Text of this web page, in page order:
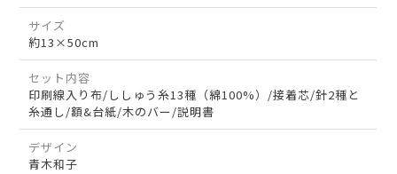
サイズ
約13×50cm
セット内容
印刷線入り布/ししゅう糸13種（綿100%）/接着芯/針2種と
糸通し/額&台紙/木のバー/説明書
デザイン
青木和子